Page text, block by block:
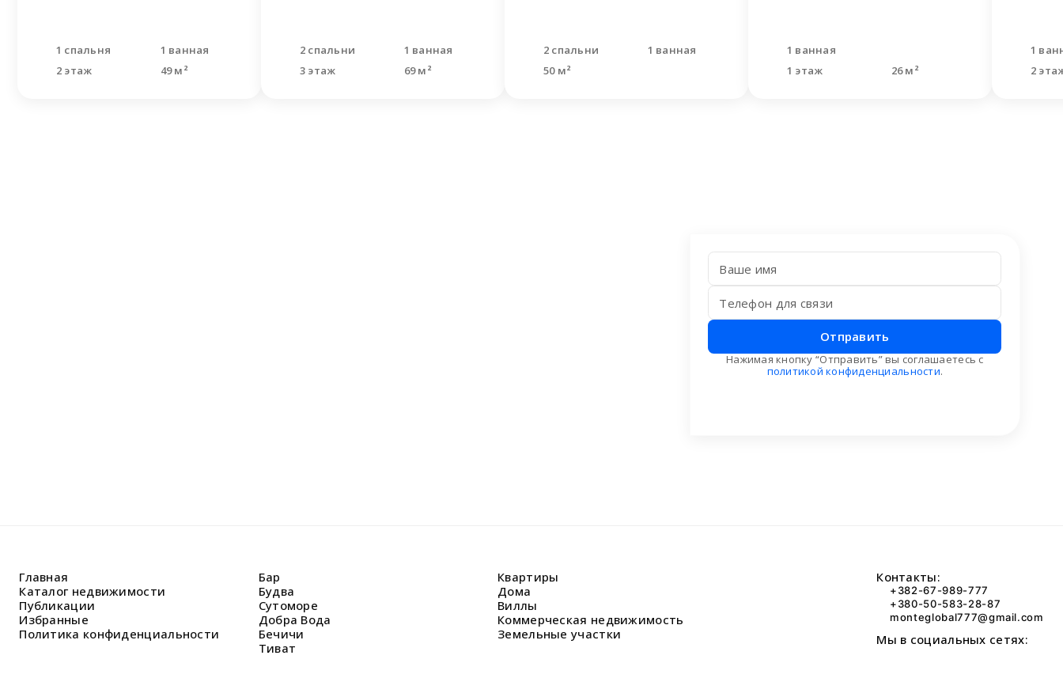
1 спальня
1 ванная
2 этаж
49 м²
2 спальни
1 ванная
3 этаж
69 м²
2 спальни
1 ванная
50 м²
1 ванная
1 этаж
26 м²
1
2
Отправить
Нажимая кнопку “Отправить” вы соглашаетесь с
политикой конфиденциальности.
Главная
Каталог недвижимости
Публикации
Избранные
Политика конфиденциальности
Бар
Будва
Сутоморе
Добра Вода
Бечичи
Тиват
Квартиры
Дома
Виллы
Коммерческая недвижимость
Земельные участки
Контакты:
+382-67-989-777
+380-50-583-28-87
monteglobal777@gmail.com
Мы в социальных сетях: